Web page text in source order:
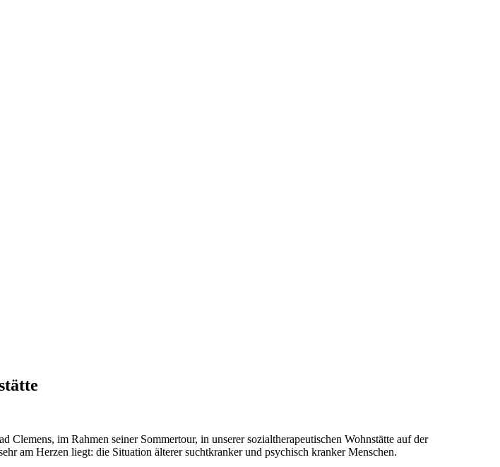
im Rahmen seiner Sommertour, in unserer sozialtherapeutischen Wohnstätte auf der
am Herzen liegt: die Situation älterer suchtkranker und psychisch kranker Menschen.